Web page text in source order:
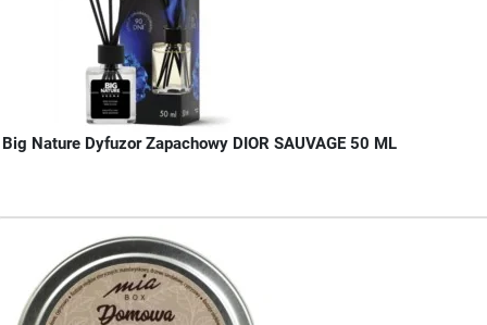
Big Nature Dyfuzor Zapachowy DIOR SAUVAGE 50 ML